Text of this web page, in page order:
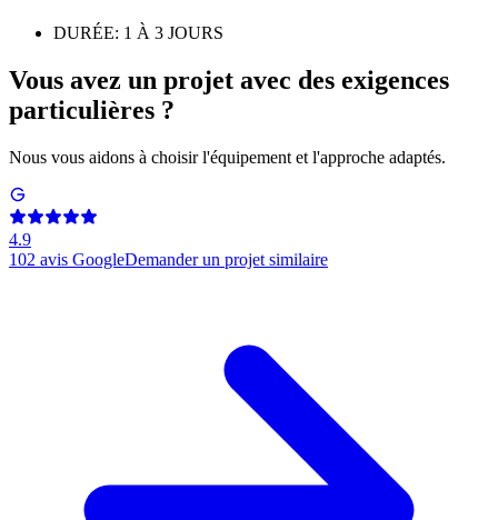
DURÉE: 1 À 3 JOURS
Vous avez un projet avec des exigences
particulières ?
Nous vous aidons à choisir l'équipement et l'approche adaptés.
4.9
102 avis GoogleDemander un projet similaire